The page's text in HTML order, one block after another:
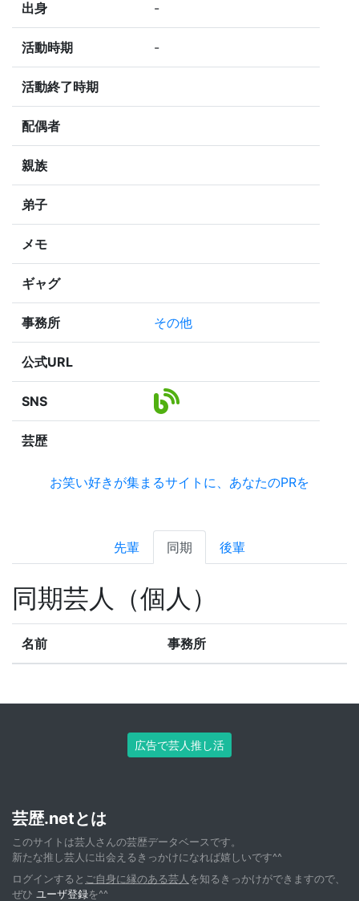
出身 -
活動時期 -
活動終了時期
配偶者
親族
弟子
メモ
ギャグ
事務所 その他
公式URL
SNS
芸歴
お笑い好きが集まるサイトに、あなたのPRを
先輩 同期 後輩
同期芸人（個人）
名前 事務所
広告で芸人推し活
芸歴.netとは
このサイトは芸人さんの芸歴データベースです。
新たな推し芸人に出会えるきっかけになれば嬉しいです^^
ログインすると ご自身に縁のある芸人 を知るきっかけができますので、
ぜひ ユーザ登録を^^